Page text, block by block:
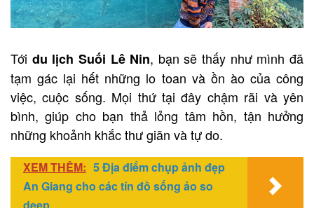
Tới du lịch Suối Lê Nin, bạn sẽ thấy như mình đã
tạm gác lại hết những lo toan và ồn ào của công
việc, cuộc sống. Mọi thứ tại đây chậm rãi và yên
bình, giúp cho bạn thả lỏng tâm hồn, tận hưởng
những khoảnh khắc thư giãn và tự do.
XEM THÊM: 5 Địa điểm chụp ảnh đẹp
An Giang cho các tín đồ sống ảo so